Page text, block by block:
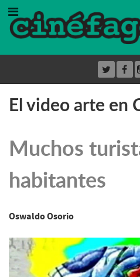
El video arte en
Muchos
habitantes
Oswaldo Osorio